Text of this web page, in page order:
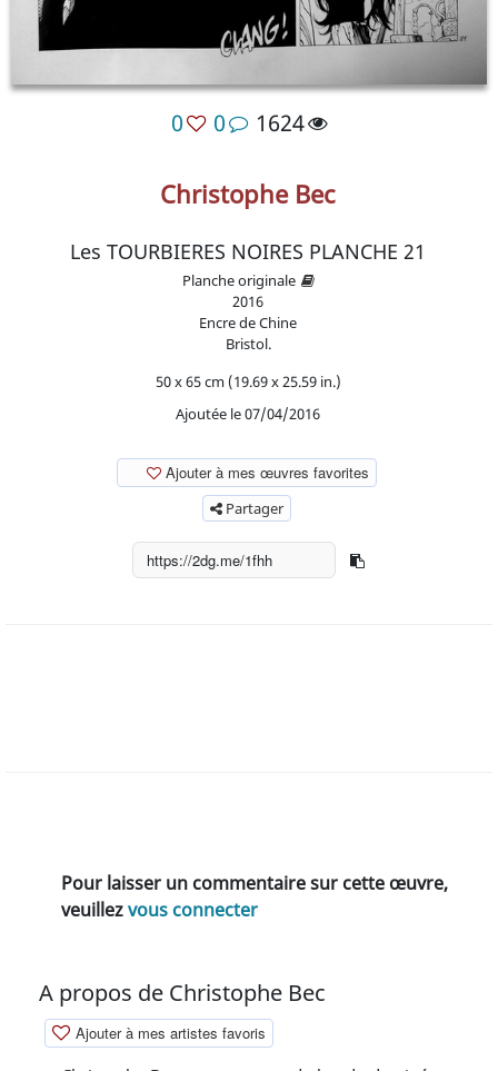
0 0 1624
Christophe Bec
Les TOURBIERES NOIRES PLANCHE 21
Planche originale
2016
Encre de Chine
Bristol.
50 x 65 cm (19.69 x 25.59 in.)
Ajoutée le 07/04/2016
Ajouter à mes œuvres favorites
Partager
Pour laisser un commentaire sur cette œuvre,
veuillezvous connecter
A propos de Christophe Bec
Ajouter à mes artistes favoris